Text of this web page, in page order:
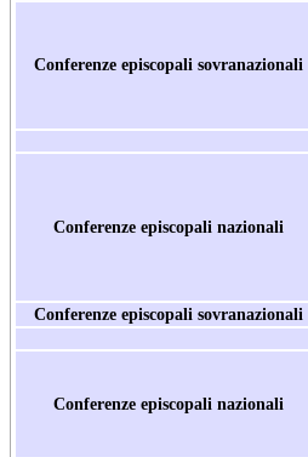
Conferenze episcopali sovranazionali
Conferenze episcopali nazionali
Conferenze episcopali sovranazionali
Conferenze episcopali nazionali